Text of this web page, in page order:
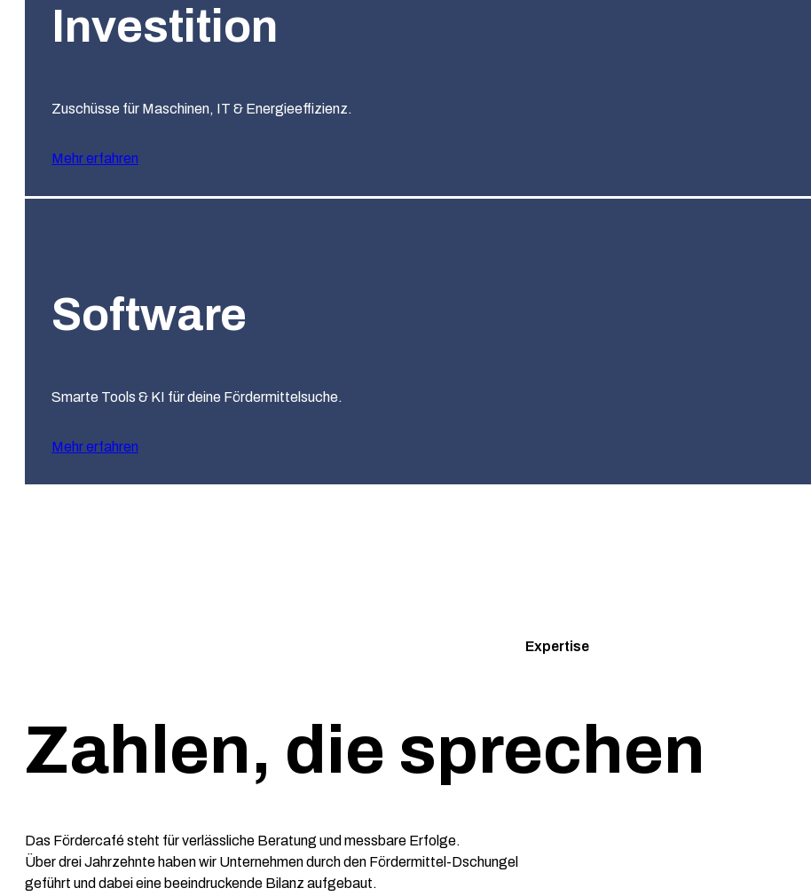
Investition
Zuschüsse für Maschinen, IT & Energieeffizienz.
Mehr erfahren
Software
Smarte Tools & KI für deine Fördermittelsuche.
Mehr erfahren
Expertise
Zahlen, die sprechen
Das Fördercafé steht für verlässliche Beratung und messbare Erfolge.
Über drei Jahrzehnte haben wir Unternehmen durch den Fördermittel-Dschungel
geführt und dabei eine beeindruckende Bilanz aufgebaut.